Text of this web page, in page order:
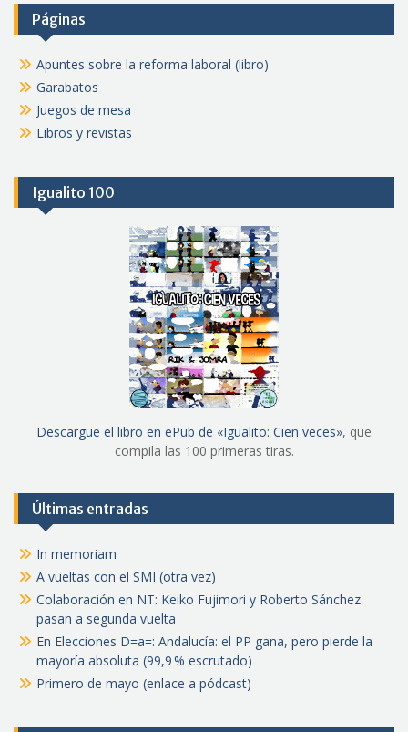
Páginas
Apuntes sobre la reforma laboral (libro)
Garabatos
Juegos de mesa
Libros y revistas
Igualito 100
Descargue el libro en ePub de «Igualito: Cien veces», que
compila las 100 primeras tiras.
Últimas entradas
In memoriam
A vueltas con el SMI (otra vez)
Colaboración en NT: Keiko Fujimori y Roberto Sánchez
pasan a segunda vuelta
En Elecciones D=a=: Andalucía: el PP gana, pero pierde la
mayoría absoluta (99,9 % escrutado)
Primero de mayo (enlace a pódcast)